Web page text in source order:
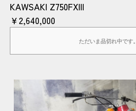
KAWSAKI Z750FXIII
￥2,640,000
ただいま品切れ中です。